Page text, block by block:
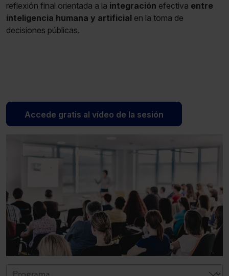
reflexión final orientada a la integración efectiva entre
inteligencia humana y artificial en la toma de
decisiones públicas.
Accede gratis al vídeo de la sesión